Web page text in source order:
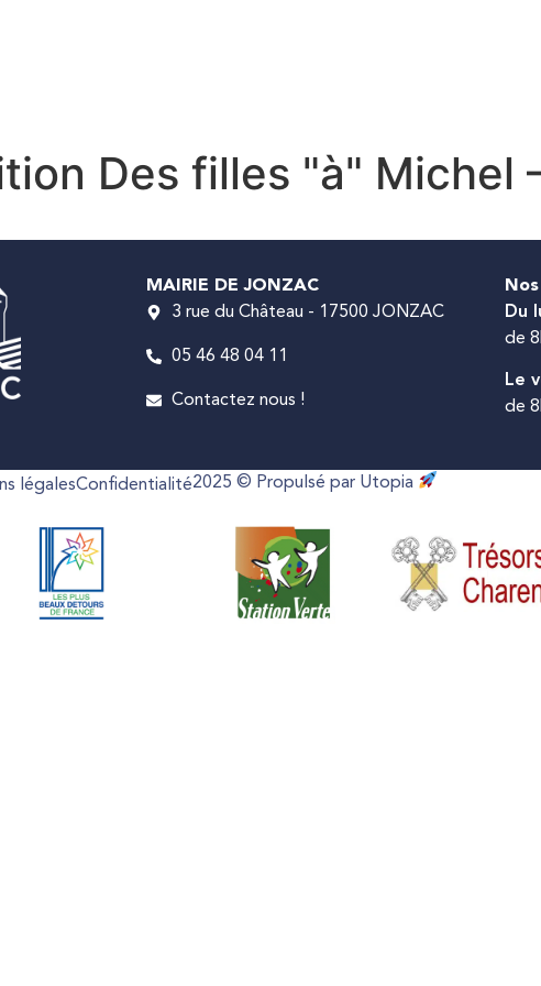
Des filles "à" Michel
MAIRIE DE JONZAC
3 rue du Château - 17500 JONZAC
05 46 48 04 11
Contactez nous !
Du
de
Le
de
légalesConfidentialité2025 © Propulsé par Utopia